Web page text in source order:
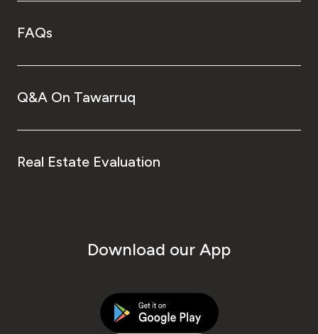
FAQs
Q&A On Tawarruq
Real Estate Evaluation
Download our App